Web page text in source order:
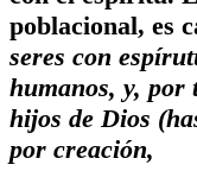
poblacional, es
seres con
humanos, y, por
hijos de Dios
por creación,